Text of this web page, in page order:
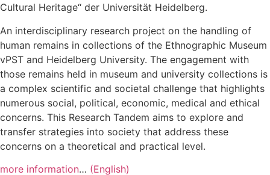
Cultural Heritage“ der Universität Heidelberg.
An interdisciplinary research project on the handling of
human remains in collections of the Ethnographic Museum
vPST and Heidelberg University. The engagement with
those remains held in museum and university collections is
a complex scientific and societal challenge that highlights
numerous social, political, economic, medical and ethical
concerns. This Research Tandem aims to explore and
transfer strategies into society that address these
concerns on a theoretical and practical level.
more information… (English)